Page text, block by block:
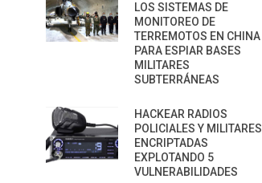
LOS SISTEMAS DE
MONITOREO DE
TERREMOTOS EN CHINA
PARA ESPIAR BASES
MILITARES
SUBTERRÁNEAS
HACKEAR RADIOS
POLICIALES Y MILITARES
ENCRIPTADAS
EXPLOTANDO 5
VULNERABILIDADES